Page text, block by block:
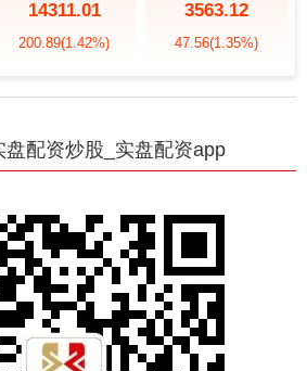
14311.01
200.89(1.42%)
3563.12
47.56(1.35%)
盘配资炒股_实盘配资app